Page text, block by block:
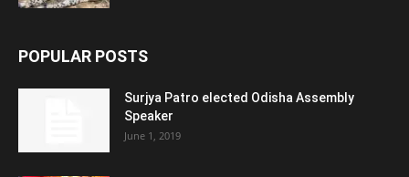
POPULAR POSTS
Surjya Patro elected Odisha Assembly
Speaker
June 1, 2019